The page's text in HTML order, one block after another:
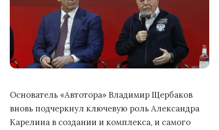
Основатель «Автотора» Владимир Щербаков
вновь подчеркнул ключевую роль Александра
Карелина в создании и комплекса, и самого